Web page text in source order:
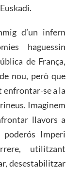
d’un infern
haguessin
de França,
nou, però que
enfrontar-se a la
Imaginem
llavors a
poderós Imperi
utilitzant
desestabilitzar